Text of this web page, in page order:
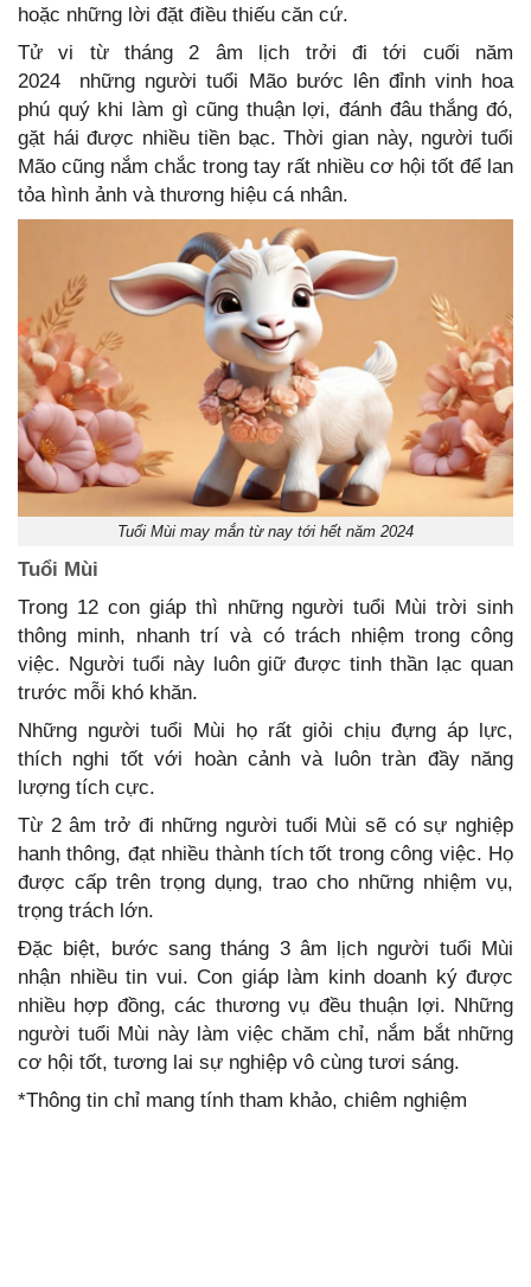
hoặc những lời đặt điều thiếu căn cứ.
Tử vi từ tháng 2 âm lịch trởi đi tới cuối năm
2024 những người tuổi Mão bước lên đỉnh vinh hoa
phú quý khi làm gì cũng thuận lợi, đánh đâu thắng đó,
gặt hái được nhiều tiền bạc. Thời gian này, người tuổi
Mão cũng nắm chắc trong tay rất nhiều cơ hội tốt để lan
tỏa hình ảnh và thương hiệu cá nhân.
Tuổi Mùi may mắn từ nay tới hết năm 2024
Tuổi Mùi
Trong 12 con giáp thì những người tuổi Mùi trời sinh
thông minh, nhanh trí và có trách nhiệm trong công
việc. Người tuổi này luôn giữ được tinh thần lạc quan
trước mỗi khó khăn.
Những người tuổi Mùi họ rất giỏi chịu đựng áp lực,
thích nghi tốt với hoàn cảnh và luôn tràn đầy năng
lượng tích cực.
Từ 2 âm trở đi những người tuổi Mùi sẽ có sự nghiệp
hanh thông, đạt nhiều thành tích tốt trong công việc. Họ
được cấp trên trọng dụng, trao cho những nhiệm vụ,
trọng trách lớn.
Đặc biệt, bước sang tháng 3 âm lịch người tuổi Mùi
nhận nhiều tin vui. Con giáp làm kinh doanh ký được
nhiều hợp đồng, các thương vụ đều thuận lợi. Những
người tuổi Mùi này làm việc chăm chỉ, nắm bắt những
cơ hội tốt, tương lai sự nghiệp vô cùng tươi sáng.
*Thông tin chỉ mang tính tham khảo, chiêm nghiệm